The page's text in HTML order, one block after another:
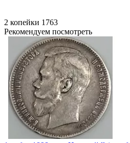
2 копейки 1763
Рекомендуем посмотреть